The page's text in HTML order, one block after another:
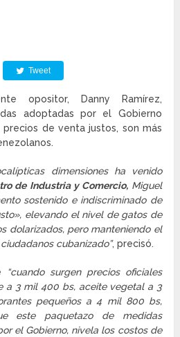
Tweet
opositor, Danny Ramírez,
adoptadas por el Gobierno
de venta justos, son más
dimensiones ha venido
de Industria y Comercio,Miguel
sostenido e indiscriminado de
elevando el nivel de gatos de
dolarizados, pero manteniendo el
cubanizado”, precisó.
“cuando surgen precios oficiales
a 3 mil 400 bs, aceite vegetal a 3
pequeños a 4 mil 800 bs,
este paquetazo de medidas
el Gobierno, nivela los costos de